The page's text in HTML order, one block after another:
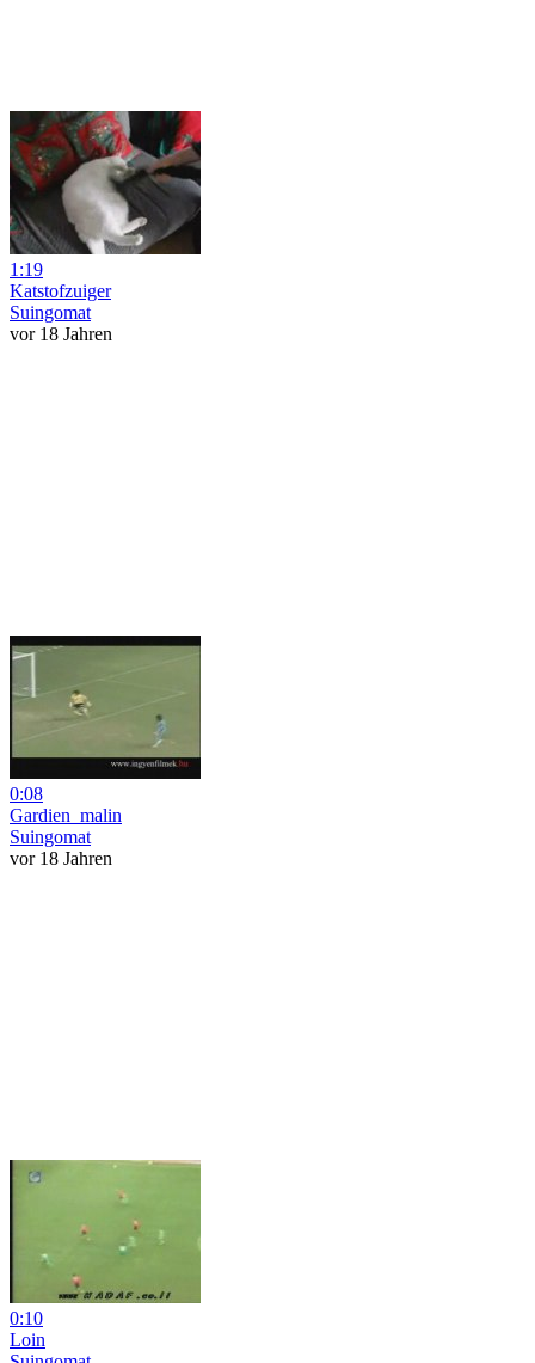
1:19
Katstofzuiger
Suingomat
vor 18 Jahren
0:08
Gardien_malin
Suingomat
vor 18 Jahren
0:10
Loin